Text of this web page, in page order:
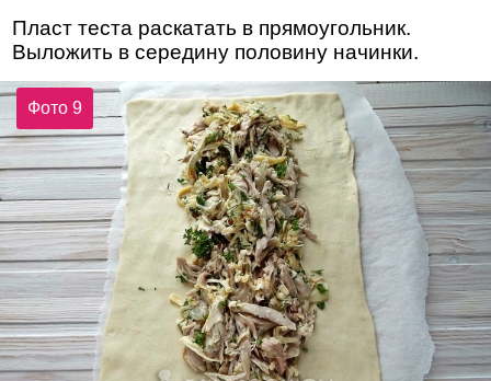
Пласт теста раскатать в прямоугольник.
Выложить в середину половину начинки.
Фото 9